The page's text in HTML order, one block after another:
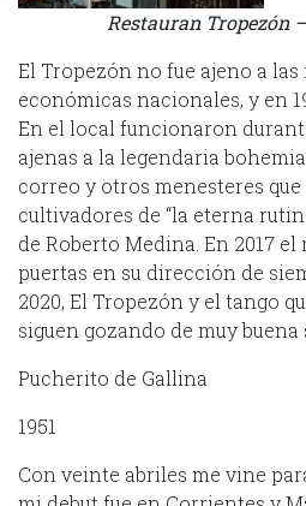
Restauran Tropezón
El Tropezón no fue ajeno a
económicas nacionales, y en
En el local funcionaron
ajenas a la legendaria
correo y otros menesteres
cultivadores de “la eterna
de Roberto Medina. En 2017
puertas en su dirección de
2020, El Tropezón y el tango
siguen gozando de muy buena
Pucherito de Gallina
1951
Con veinte abriles me vine